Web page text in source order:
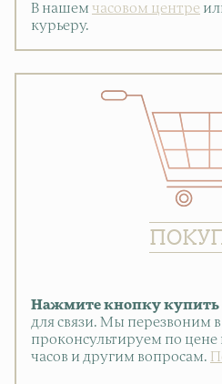
В нашем часовом центре
курьеру.
Нажмите кнопку купить
для связи. Мы перезвоним
проконсультируем по
часов и другим вопросам.